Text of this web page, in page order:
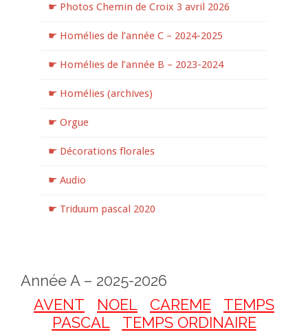
☛ Photos Chemin de Croix 3 avril 2026
☛ Homélies de l’année C – 2024-2025
☛ Homélies de l’année B – 2023-2024
☛ Homélies (archives)
☛ Orgue
☛ Décorations florales
☛ Audio
☛ Triduum pascal 2020
Année A – 2025-2026
AVENT
NOEL CAREME
TEMPS
PASCAL
TEMPS ORDINAIRE